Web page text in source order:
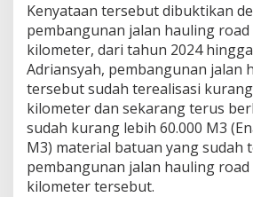
i
n
g
g
i
R
M
K
Kenyataan tersebut dibuktikan
pembangunan jalan hauling road
kilometer, dari tahun 2024
Adriansyah, pembangunan jalan
tersebut sudah terealisasi
kilometer dan sekarang terus
sudah kurang lebih 60.000 M3
M3) material batuan yang sudah
pembangunan jalan hauling road
kilometer tersebut.